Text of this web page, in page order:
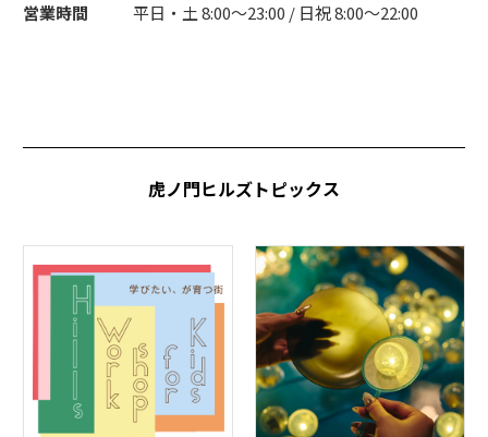
営業時間 平日・土 8:00～23:00 / 日祝 8:00～22:00
虎ノ門ヒルズトピックス